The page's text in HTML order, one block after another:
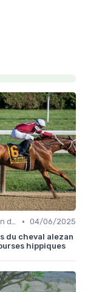
Optimisation des performances • 04/06/2025
du cheval alezan
hippiques